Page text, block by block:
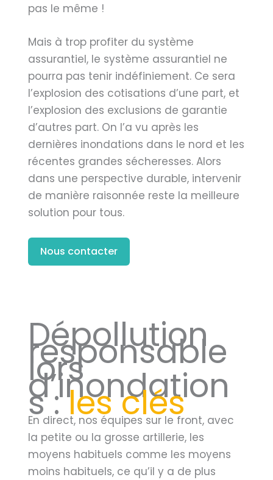
pas le même !
Mais à trop profiter du système
assurantiel, le système assurantiel ne
pourra pas tenir indéfiniement. Ce sera
l’explosion des cotisations d’une part, et
l’explosion des exclusions de garantie
d’autres part. On l’a vu après les
dernières inondations dans le nord et les
récentes grandes sécheresses. Alors
dans une perspective durable, intervenir
de manière raisonnée reste la meilleure
solution pour tous.
Nous contacter
Dépollution
responsable
lors
d’inondation
s :les clés
En direct, nos équipes sur le front, avec
la petite ou la grosse artillerie, les
moyens habituels comme les moyens
moins habituels, ce qu’il y a de plus